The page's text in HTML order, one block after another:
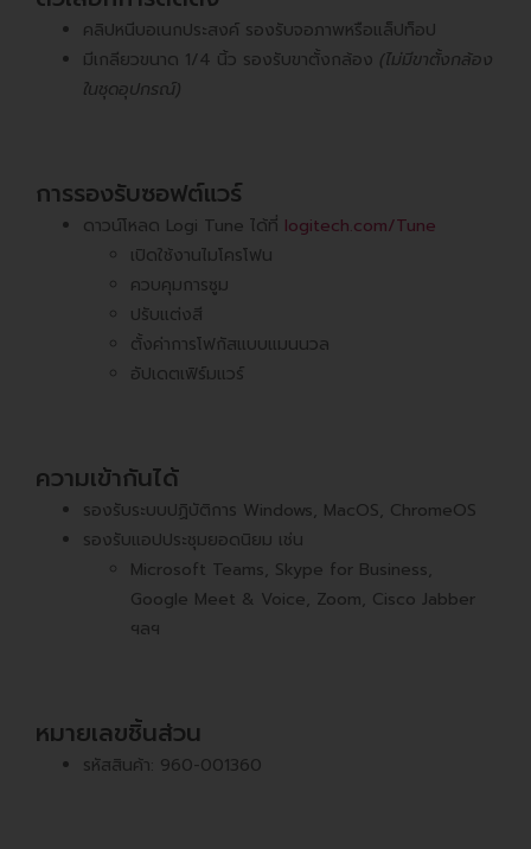
คลิปหนีบอเนกประสงค์ รองรับจอภาพหรือแล็ปท็อป
มีเกลียวขนาด 1/4 นิ้ว รองรับขาตั้งกล้อง (ไม่มีขาตั้งกล้อง
ในชุดอุปกรณ์)
การรองรับซอฟต์แวร์
ดาวน์โหลด Logi Tune ได้ที่ logitech.com/Tune
เปิดใช้งานไมโครโฟน
ควบคุมการซูม
ปรับแต่งสี
ตั้งค่าการโฟกัสแบบแมนนวล
อัปเดตเฟิร์มแวร์
ความเข้ากันได้
รองรับระบบปฏิบัติการ Windows, MacOS, ChromeOS
รองรับแอปประชุมยอดนิยม เช่น
Microsoft Teams, Skype for Business,
Google Meet & Voice, Zoom, Cisco Jabber
ฯลฯ
หมายเลขชิ้นส่วน
รหัสสินค้า: 960-001360